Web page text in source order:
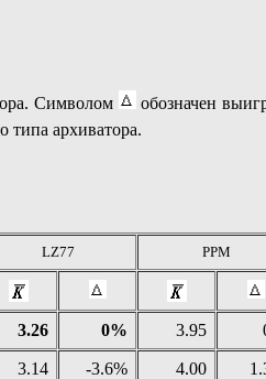
Символом
обозначен
архиватора.
LZ77 PPM
3.26 0% 3.95
3.14 -3.6% 4.00